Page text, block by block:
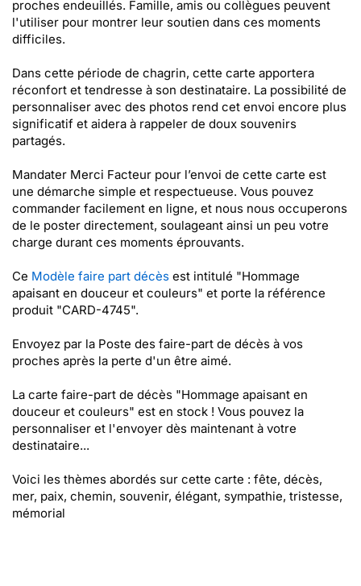
proches endeuillés. Famille, amis ou collègues peuvent
l'utiliser pour montrer leur soutien dans ces moments
difficiles.
Dans cette période de chagrin, cette carte apportera
réconfort et tendresse à son destinataire. La possibilité de
personnaliser avec des photos rend cet envoi encore plus
significatif et aidera à rappeler de doux souvenirs
partagés.
Mandater Merci Facteur pour l’envoi de cette carte est
une démarche simple et respectueuse. Vous pouvez
commander facilement en ligne, et nous nous occuperons
de le poster directement, soulageant ainsi un peu votre
charge durant ces moments éprouvants.
Ce Modèle faire part décès est intitulé "Hommage
apaisant en douceur et couleurs" et porte la référence
produit "CARD-4745".
Envoyez par la Poste des faire-part de décès à vos
proches après la perte d'un être aimé.
La carte faire-part de décès "Hommage apaisant en
douceur et couleurs" est en stock ! Vous pouvez la
personnaliser et l'envoyer dès maintenant à votre
destinataire...
Voici les thèmes abordés sur cette carte : fête, décès,
mer, paix, chemin, souvenir, élégant, sympathie, tristesse,
mémorial